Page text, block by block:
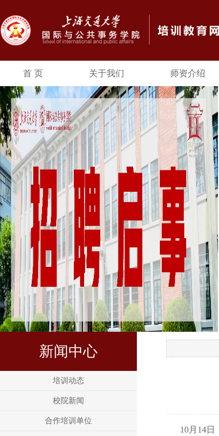
首 页 关于我们 师资介绍
新闻中心
培训动态
校院新闻
合作培训单位
10 月 14日